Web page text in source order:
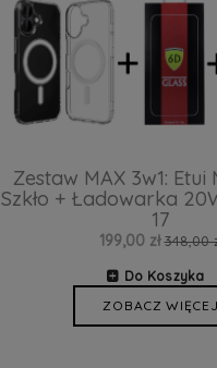
Zestaw MAX 3w1: Etui
Szkło + Ładowarka
17
199,00 zł 348,00
Do Koszyka
ZOBACZ WIĘCEJ